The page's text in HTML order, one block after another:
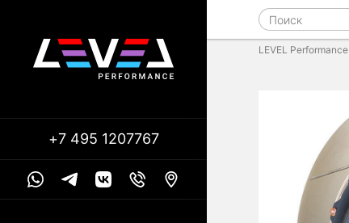
LEVEL Performance
+7 495 1207767